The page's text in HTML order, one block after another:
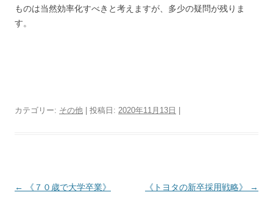
ものは当然効率化すべきと考えますが、多少の疑問が残りま
す。
カテゴリー: その他 | 投稿日: 2020年11月13日
投
← 《７０歳で大学卒業》 《トヨタの新卒採用戦略》 →